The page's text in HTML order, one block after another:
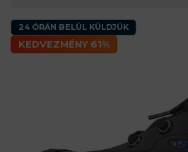
24 ÓRÁN BELÜL KÜLDJÜK
KEDVEZMÉNY 61%